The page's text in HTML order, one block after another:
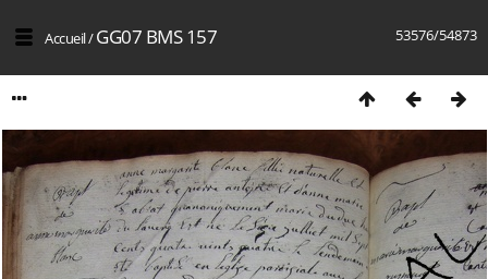
53576/54873
Accueil/GG07 BMS 157